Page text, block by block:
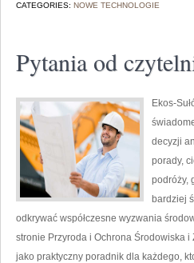
CATEGORIES: NOWE TECHNOLOGIE
Pytania od
Ekos-
decyzji
porady,
podróży,
bardziej
odkrywać współczesne wyzwania
stronie Przyroda i Ochrona Środowiska
jako praktyczny poradnik dla każdego,